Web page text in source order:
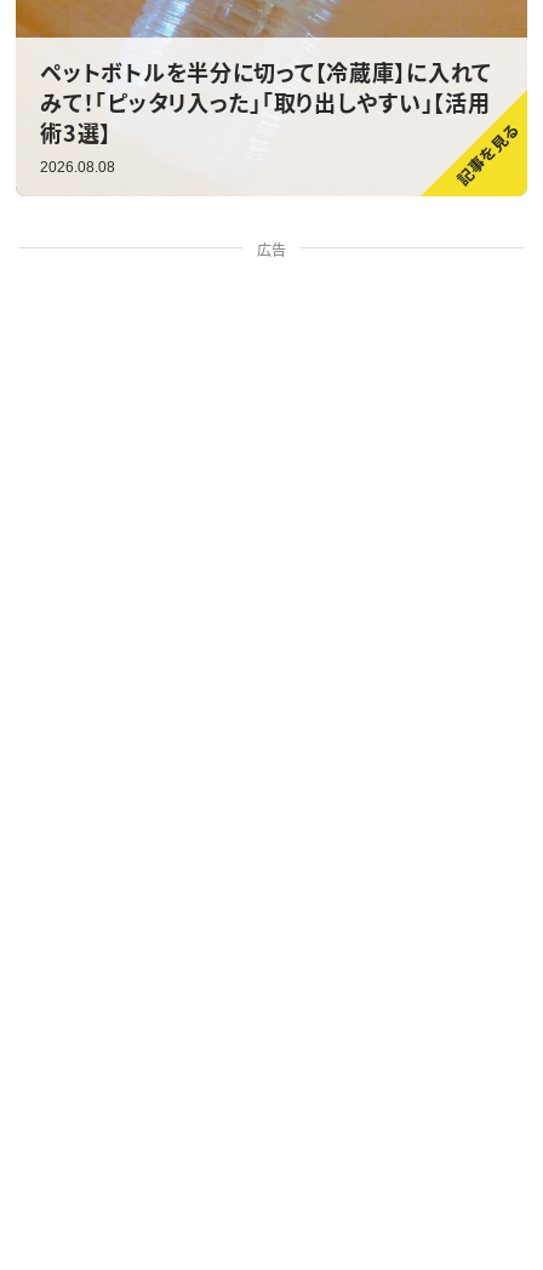
ペットボトルを半分に切って【冷蔵庫】に入れて
みて！「ピッタリ入った」「取り出しやすい」【活用
術3選】
2026.08.08
広告